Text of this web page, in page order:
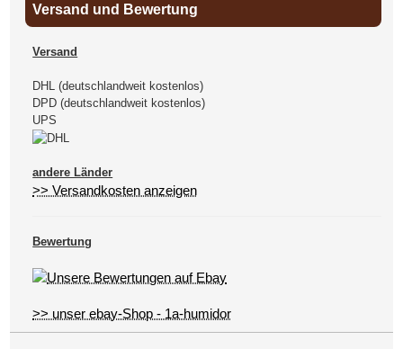
Versand und Bewertung
Versand
DHL (deutschlandweit kostenlos)
DPD (deutschlandweit kostenlos)
UPS
andere Länder
>> Versandkosten anzeigen
Bewertung
>> unser ebay-Shop - 1a-humidor